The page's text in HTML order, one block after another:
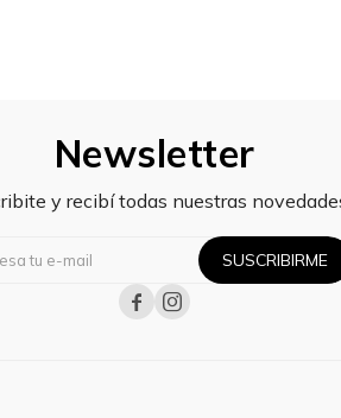
Newsletter
y recibí todas nuestras
SUSCRIBIRME
 